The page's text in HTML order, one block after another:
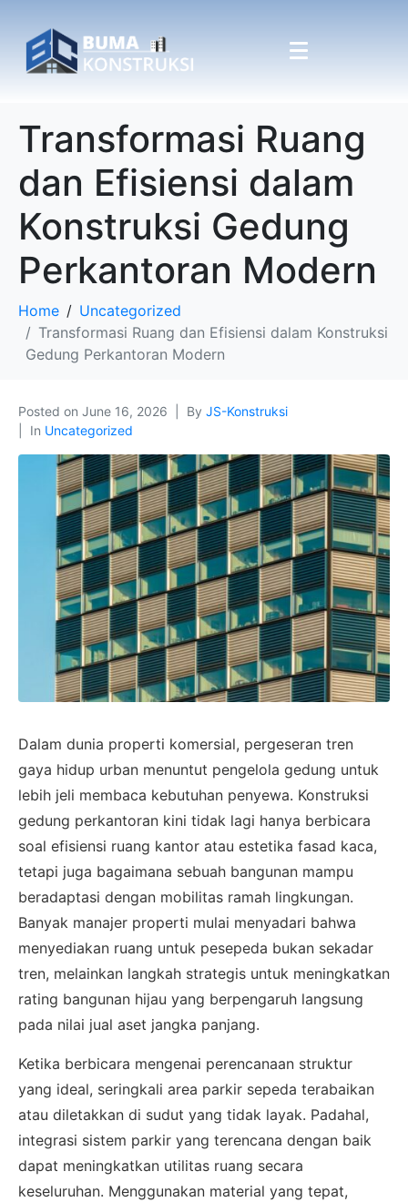
Transformasi Ruang
dan Efisiensi dalam
Konstruksi Gedung
Perkantoran Modern
Home
Uncategorized
Transformasi Ruang dan Efisiensi dalam Konstruksi
Gedung Perkantoran Modern
Posted on June 16, 2026 By JS-Konstruksi
In Uncategorized
Dalam dunia properti komersial, pergeseran tren
gaya hidup urban menuntut pengelola gedung untuk
lebih jeli membaca kebutuhan penyewa. Konstruksi
gedung perkantoran kini tidak lagi hanya berbicara
soal efisiensi ruang kantor atau estetika fasad kaca,
tetapi juga bagaimana sebuah bangunan mampu
beradaptasi dengan mobilitas ramah lingkungan.
Banyak manajer properti mulai menyadari bahwa
menyediakan ruang untuk pesepeda bukan sekadar
tren, melainkan langkah strategis untuk meningkatkan
rating bangunan hijau yang berpengaruh langsung
pada nilai jual aset jangka panjang.
Ketika berbicara mengenai perencanaan struktur
yang ideal, seringkali area parkir sepeda terabaikan
atau diletakkan di sudut yang tidak layak. Padahal,
integrasi sistem parkir yang terencana dengan baik
dapat meningkatkan utilitas ruang secara
keseluruhan. Menggunakan material yang tepat,